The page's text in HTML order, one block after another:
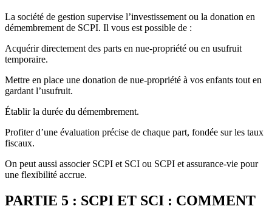
La société de gestion supervise l’investissement ou la donation en
démembrement de SCPI. Il vous est possible de :
Acquérir directement des parts en nue-propriété ou en usufruit
temporaire.
Mettre en place une donation de nue-propriété à vos enfants tout en
gardant l’usufruit.
Établir la durée du démembrement.
Profiter d’une évaluation précise de chaque part, fondée sur les taux
fiscaux.
On peut aussi associer SCPI et SCI ou SCPI et assurance-vie pour
une flexibilité accrue.
PARTIE 5 : SCPI ET SCI : COMMENT